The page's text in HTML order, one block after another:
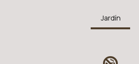
Jardín